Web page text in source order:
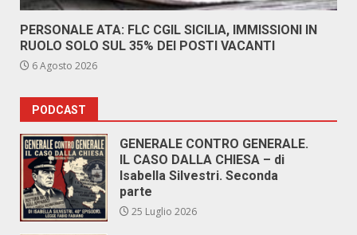
PERSONALE ATA: FLC CGIL SICILIA, IMMISSIONI IN
RUOLO SOLO SUL 35% DEI POSTI VACANTI
6 Agosto 2026
PODCAST
GENERALE CONTRO GENERALE.
IL CASO DALLA CHIESA – di
Isabella Silvestri. Seconda
parte
25 Luglio 2026